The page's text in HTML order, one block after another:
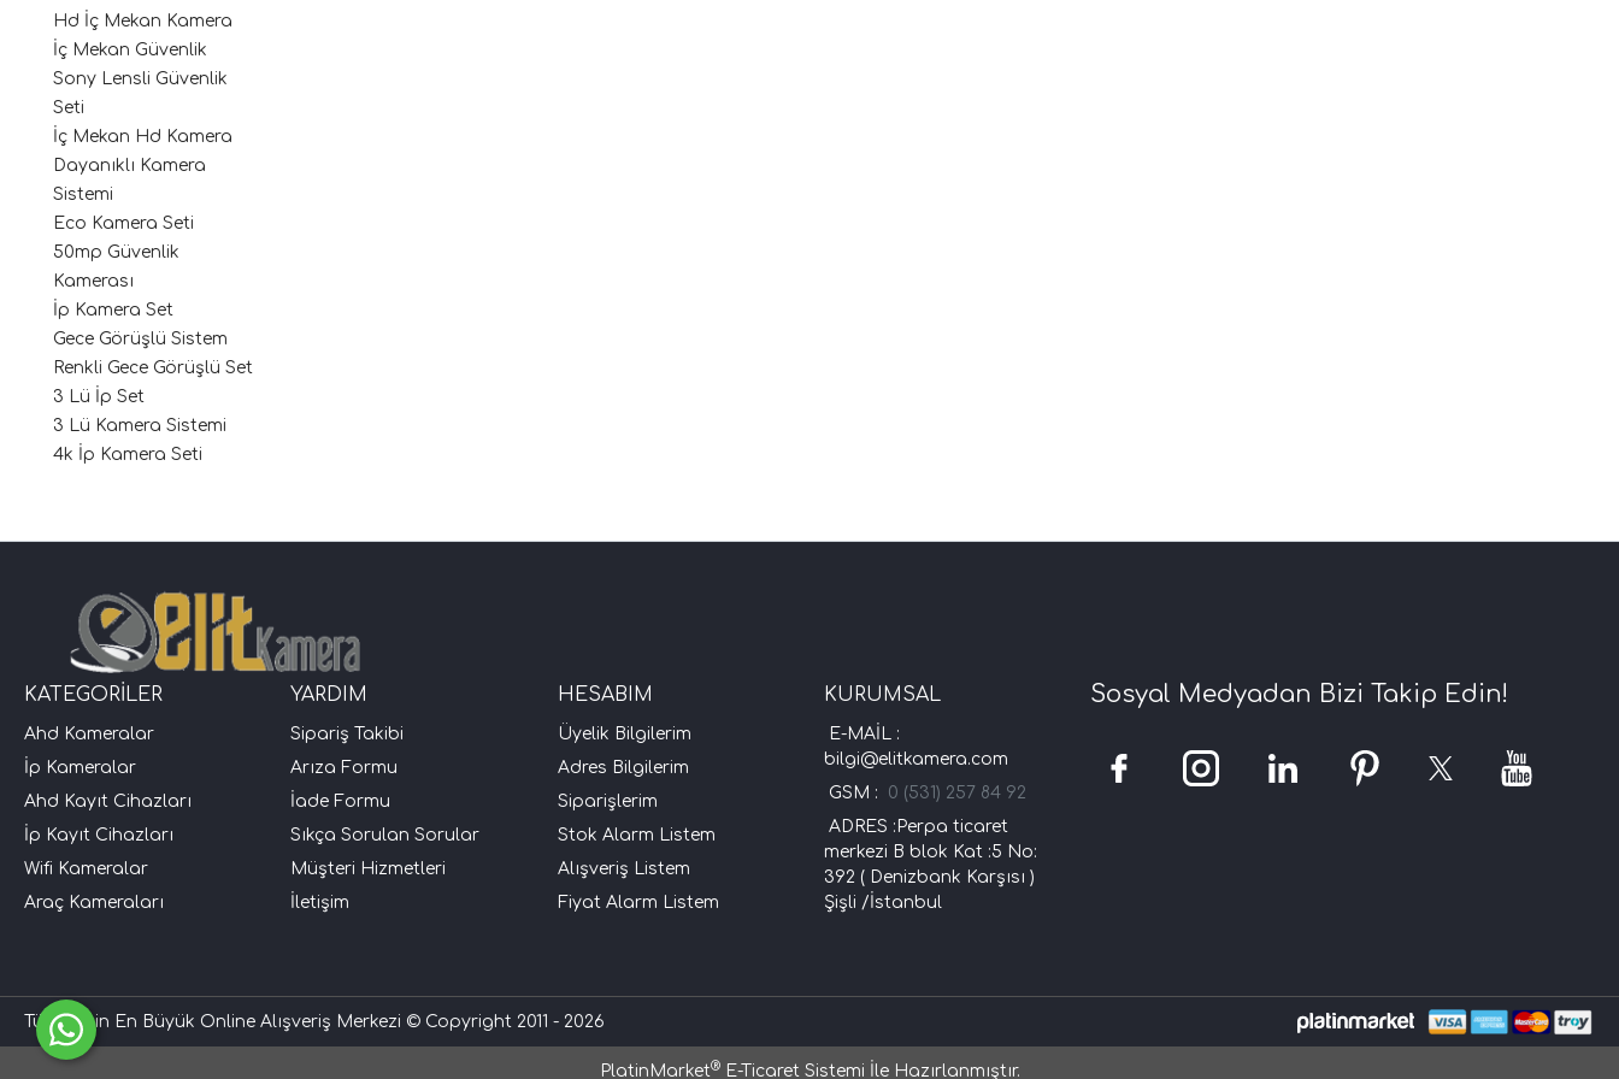
Hd İç Mekan Kamera
İç Mekan Güvenlik
Sony Lensli Güvenlik
Seti
İç Mekan Hd Kamera
Dayanıklı Kamera
Sistemi
Eco Kamera Seti
50mp Güvenlik
Kamerası
İp Kamera Set
Gece Görüşlü Sistem
Renkli Gece Görüşlü Set
3 Lü İp Set
3 Lü Kamera Sistemi
4k İp Kamera Seti
KATEGORİLER
Ahd Kameralar
İp Kameralar
Ahd Kayıt Cihazları
İp Kayıt Cihazları
Wifi Kameralar
Araç Kameraları
YARDIM
Sipariş Takibi
Arıza Formu
İade Formu
Sıkça Sorulan Sorular
Müşteri Hizmetleri
İletişim
HESABIM
Üyelik Bilgilerim
Adres Bilgilerim
Siparişlerim
Stok Alarm Listem
Alışveriş Listem
Fiyat Alarm Listem
KURUMSAL
E-MAİL :
bilgi@elitkamera.com
GSM : 0 (531) 257 84 92
ADRES :Perpa ticaret
merkezi B blok Kat :5 No:
392 ( Denizbank Karşısı )
Şişli /İstanbul
Sosyal Medyadan Bizi Takip Edin!
Türkiye'nin En Büyük Online Alışveriş Merkezi © Copyright 2011 - 2026
PlatinMarket®E-Ticaret Sistemi İle Hazırlanmıştır.